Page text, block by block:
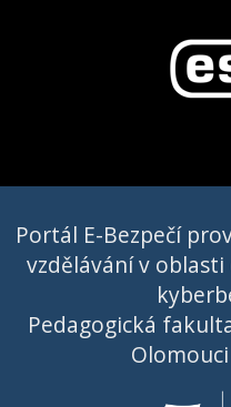
Portál E-Bezpečí
vzdělávání v
Pedagogická